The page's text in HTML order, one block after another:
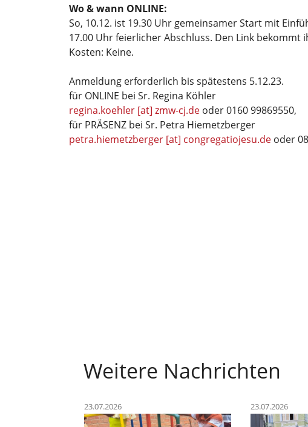
Wo & wann ONLINE:
So, 10.12. ist 19.30 Uhr gemeinsamer Start mit
17.00 Uhr feierlicher Abschluss. Den Link bekommt
Kosten: Keine.
Anmeldung erforderlich bis spätestens 5.12.23.
für ONLINE bei Sr. Regina Köhler
regina.koehler [at] zmw-cj.de oder 0160 99869550,
für PRÄSENZ bei Sr. Petra Hiemetzberger
petra.hiemetzberger [at] congregatiojesu.de oder
Weitere Nachrichten
23.07.2026 23.07.2026